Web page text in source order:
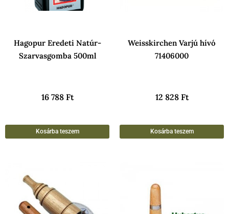
Hagopur Eredeti Natúr-
Szarvasgomba 500ml
16 788 Ft
Kosárba teszem
Weisskirchen Varjú hívó
71406000
12 828 Ft
Kosárba teszem